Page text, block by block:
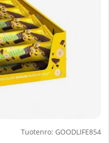
määrä 1Tuotenro: GOODLIFE854